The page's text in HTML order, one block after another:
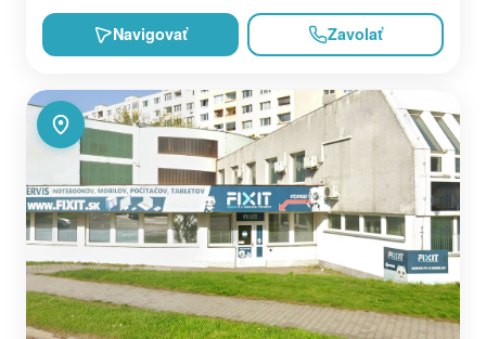
Navigovať Zavolať